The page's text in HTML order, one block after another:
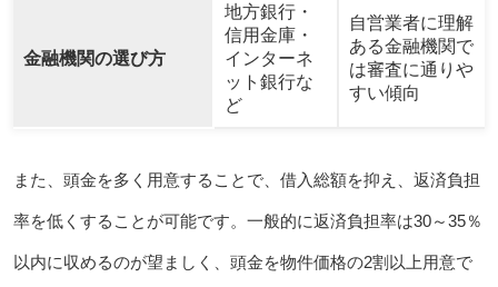
金融機関の選び方
地方銀行・
信用金庫・
インターネ
ット銀行な
ど
自営業者に理解
ある金融機関で
は審査に通りや
すい傾向
また、頭金を多く用意することで、借入総額を抑え、返済負担
率を低くすることが可能です。一般的に返済負担率は30～35％
以内に収めるのが望ましく、頭金を物件価格の2割以上用意で